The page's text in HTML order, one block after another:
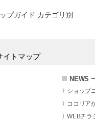
プガイド カテゴリ別
イトマップ
NEWS
ショップ
ココリア
WEBチラ